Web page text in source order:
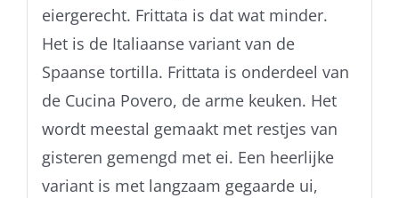
eiergerecht. Frittata is dat wat minder.
Het is de Italiaanse variant van de
Spaanse tortilla. Frittata is onderdeel van
de Cucina Povero, de arme keuken. Het
wordt meestal gemaakt met restjes van
gisteren gemengd met ei. Een heerlijke
variant is met langzaam gegaarde ui,